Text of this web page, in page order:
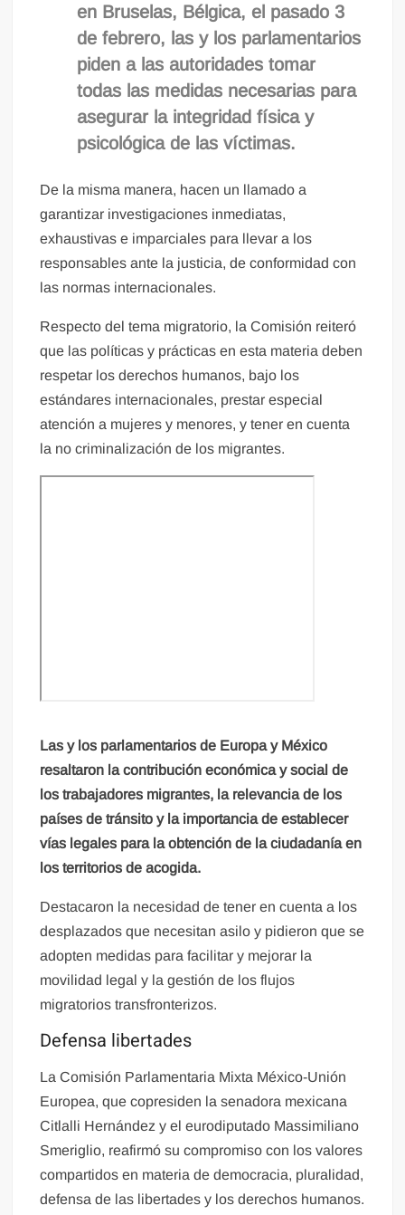
en Bruselas, Bélgica, el pasado 3
de febrero, las y los parlamentarios
piden a las autoridades tomar
todas las medidas necesarias para
asegurar la integridad física y
psicológica de las víctimas.
De la misma manera, hacen un llamado a
garantizar investigaciones inmediatas,
exhaustivas e imparciales para llevar a los
responsables ante la justicia, de conformidad con
las normas internacionales.
Respecto del tema migratorio, la Comisión reiteró
que las políticas y prácticas en esta materia deben
respetar los derechos humanos, bajo los
estándares internacionales, prestar especial
atención a mujeres y menores, y tener en cuenta
la no criminalización de los migrantes.
Las y los parlamentarios de Europa y México
resaltaron la contribución económica y social de
los trabajadores migrantes, la relevancia de los
países de tránsito y la importancia de establecer
vías legales para la obtención de la ciudadanía en
los territorios de acogida.
Destacaron la necesidad de tener en cuenta a los
desplazados que necesitan asilo y pidieron que se
adopten medidas para facilitar y mejorar la
movilidad legal y la gestión de los flujos
migratorios transfronterizos.
Defensa libertades
La Comisión Parlamentaria Mixta México-Unión
Europea, que copresiden la senadora mexicana
Citlalli Hernández y el eurodiputado Massimiliano
Smeriglio, reafirmó su compromiso con los valores
compartidos en materia de democracia, pluralidad,
defensa de las libertades y los derechos humanos.